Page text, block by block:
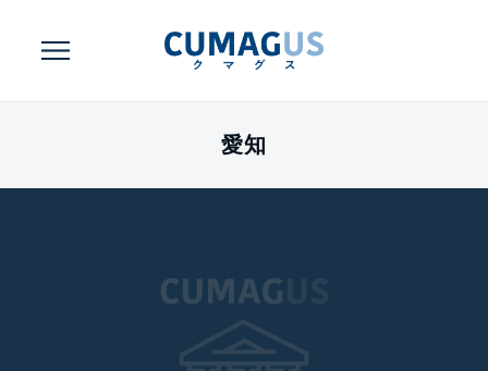
愛知